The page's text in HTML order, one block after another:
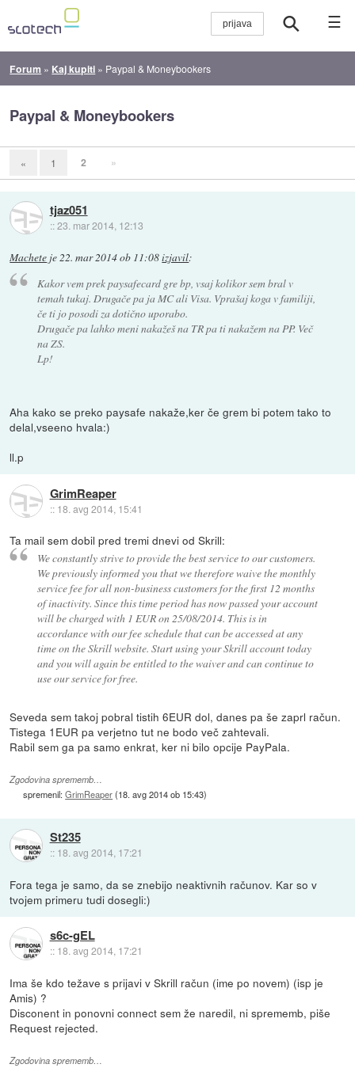
☰
Forum » Kaj kupiti » Paypal & Moneybookers
Paypal & Moneybookers
« 1 2 »
tjaz051
::23. mar 2014, 12:13
Machete je22. mar 2014 ob 11:08izjavil:
Kakor vem prek paysafecard gre bp, vsaj kolikor sem bral v
temah tukaj. Drugače pa ja MC ali Visa. Vprašaj koga v familiji,
če ti jo posodi za dotično uporabo.
Drugače pa lahko meni nakažeš na TR pa ti nakažem na PP. Več
na ZS.
Lp!
Aha kako se preko paysafe nakaže,ker če grem bi potem tako to
delal,vseeno hvala:)
ll.p
GrimReaper
:: 18. avg 2014, 15:41
Ta mail sem dobil pred tremi dnevi od Skrill:
We constantly strive to provide the best service to our customers.
We previously informed you that we therefore waive the monthly
service fee for all non-business customers for the first 12 months
of inactivity. Since this time period has now passed your account
will be charged with 1 EUR on 25/08/2014. This is in
accordance with our fee schedule that can be accessed at any
time on the Skrill website. Start using your Skrill account today
and you will again be entitled to the waiver and can continue to
use our service for free.
Seveda sem takoj pobral tistih 6EUR dol, danes pa še zaprl račun.
Tistega 1EUR pa verjetno tut ne bodo več zahtevali.
Rabil sem ga pa samo enkrat, ker ni bilo opcije PayPala.
Zgodovina sprememb…
spremenil:GrimReaper(18. avg 2014 ob 15:43)
St235
:: 18. avg 2014, 17:21
Fora tega je samo, da se znebijo neaktivnih računov. Kar so v
tvojem primeru tudi dosegli:)
s6c-gEL
:: 18. avg 2014, 17:21
Ima še kdo težave s prijavi v Skrill račun (ime po novem) (isp je
Amis) ?
Disconent in ponovni connect sem že naredil, ni sprememb, piše
Request rejected.
Zgodovina sprememb…